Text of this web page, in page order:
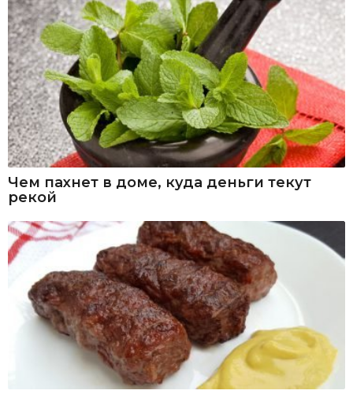
Чем пахнет в доме, куда деньги текут
рекой